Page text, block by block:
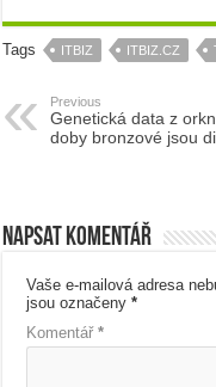
Tags ITBIZ ITBIZ.CZ
Previous
Genetická data z
doby bronzové jsou
Napsat komentář
Vaše e-mailová adresa
jsou označeny*
Komentář*